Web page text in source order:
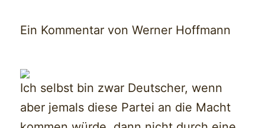
Ein Kommentar von Werner Hoffmann
Ich selbst bin zwar Deutscher, wenn
aber jemals diese Partei an die Macht